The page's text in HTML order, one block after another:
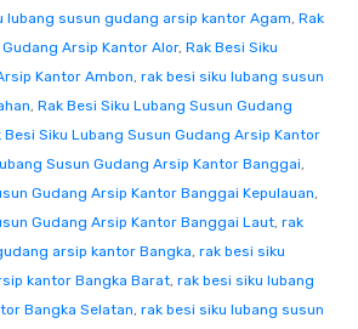
lubang susun gudang arsip kantor Agam, Rak
Arsip Kantor Alor, Rak Besi Siku
Kantor Ambon, rak besi siku lubang susun
, Rak Besi Siku Lubang Susun Gudang
Besi Siku Lubang Susun Gudang Arsip Kantor
Susun Gudang Arsip Kantor Banggai,
Gudang Arsip Kantor Banggai Kepulauan,
Gudang Arsip Kantor Banggai Laut, rak
arsip kantor Bangka, rak besi siku
kantor Bangka Barat, rak besi siku lubang
Bangka Selatan, rak besi siku lubang susun